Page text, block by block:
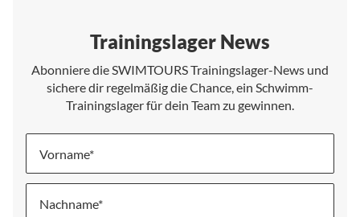
Trainingslager News
Abonniere die SWIMTOURS Trainingslager-News und
sichere dir regelmäßig die Chance, ein Schwimm-
Trainingslager für dein Team zu gewinnen.
Vorname
Nachname